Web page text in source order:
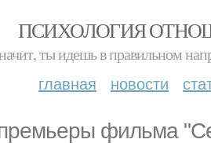
ПСИХОЛОГИЯ
ты идешь в правильном
главная новости
фильма